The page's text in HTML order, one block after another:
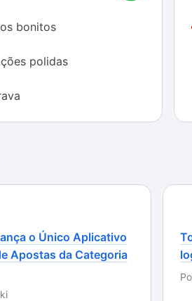
outra vantagem é que a câmera
a plataforma aberta em seu
bonitos
polidas
o Único Aplicativo
Apostas da Categoria